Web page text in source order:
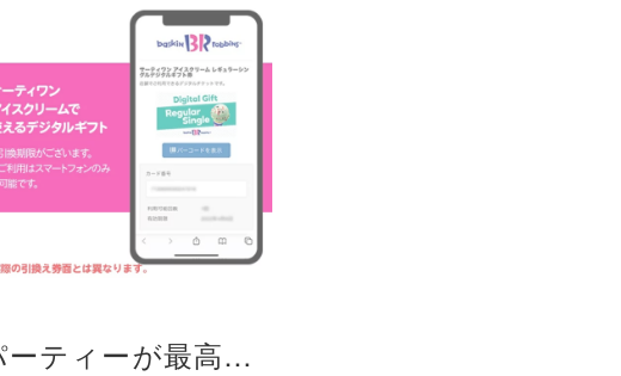
サーティワン 31 圧巻の12個入りボックスでパーティーが最高潮に盛り上がる贅沢アイス パーティー ギフト 贈り物